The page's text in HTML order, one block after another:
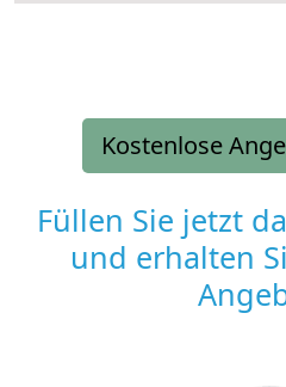
Kostenlose
Füllen Sie jetzt
und erhalten